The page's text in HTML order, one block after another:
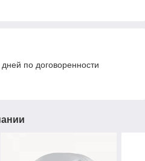
по договоренности